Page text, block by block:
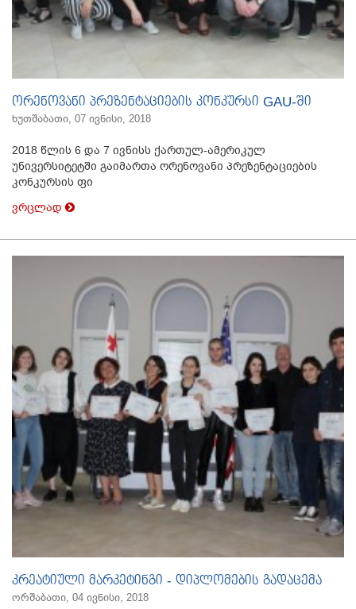
ორენოვანი პრეზენტაციების კონკურსი GAU-ში
ხუთშაბათი, 07 ივნისი, 2018
2018 წლის 6 და 7 ივნისს ქართულ-ამერიკულ
უნივერსიტეტში გაიმართა ორენოვანი პრეზენტაციების
კონკურსის ფი
ვრცლად
კრეატიული მარკეტინგი - დიპლომების გადაცემა
ორშაბათი, 04 ივნისი, 2018